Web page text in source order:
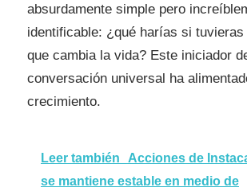
absurdamente simple pero
identificable: ¿qué harías si tuvieras
que cambia la vida? Este iniciador
conversación universal ha
crecimiento.
Leer también
Acciones de
se mantiene estable en medio de